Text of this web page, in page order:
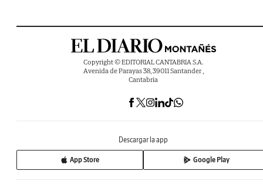
Copyright © EDITORIAL CANTABRIA S.A.
Avenida de Parayas 38, 39011 Santander ,
Cantabria
Descargar la app
App Store Google Play